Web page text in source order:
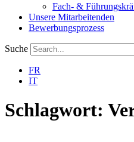
Fach- &
Unsere Mitarbeitenden
Bewerbungsprozess
Suche
FR
IT
Schlagwort: